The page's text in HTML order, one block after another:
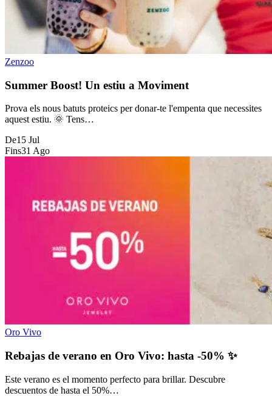
Zenzoo
Summer Boost! Un estiu a Moviment
Prova els nous batuts proteics per donar-te l'empenta que necessites
aquest estiu. 🌞 Tens…
De15 Jul
Fins31 Ago
Oro Vivo
Rebajas de verano en Oro Vivo: hasta -50% ✨
Este verano es el momento perfecto para brillar. Descubre
descuentos de hasta el 50%…